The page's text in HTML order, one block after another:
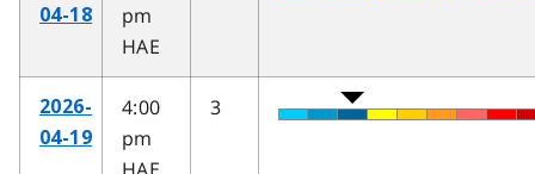
04-18
pm
HAE
2026-
04-19
4:00
pm
3